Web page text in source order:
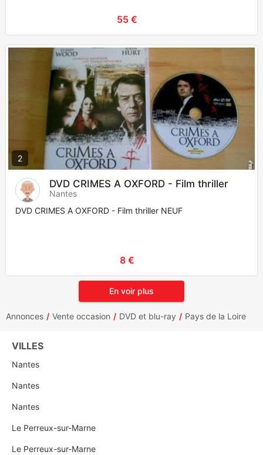
55 €
2
DVD CRIMES A OXFORD - Film thriller
Nantes
DVD CRIMES A OXFORD - Film thriller NEUF
8 €
En voir plus
Annonces Vente occasion DVD et blu-ray Pays de la Loire
VILLES
Nantes
Nantes
Nantes
Le Perreux-sur-Marne
Le Perreux-sur-Marne